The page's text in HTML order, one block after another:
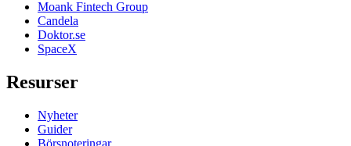
Moank Fintech Group
Candela
Doktor.se
SpaceX
Resurser
Nyheter
Guider
Börsnoteringar